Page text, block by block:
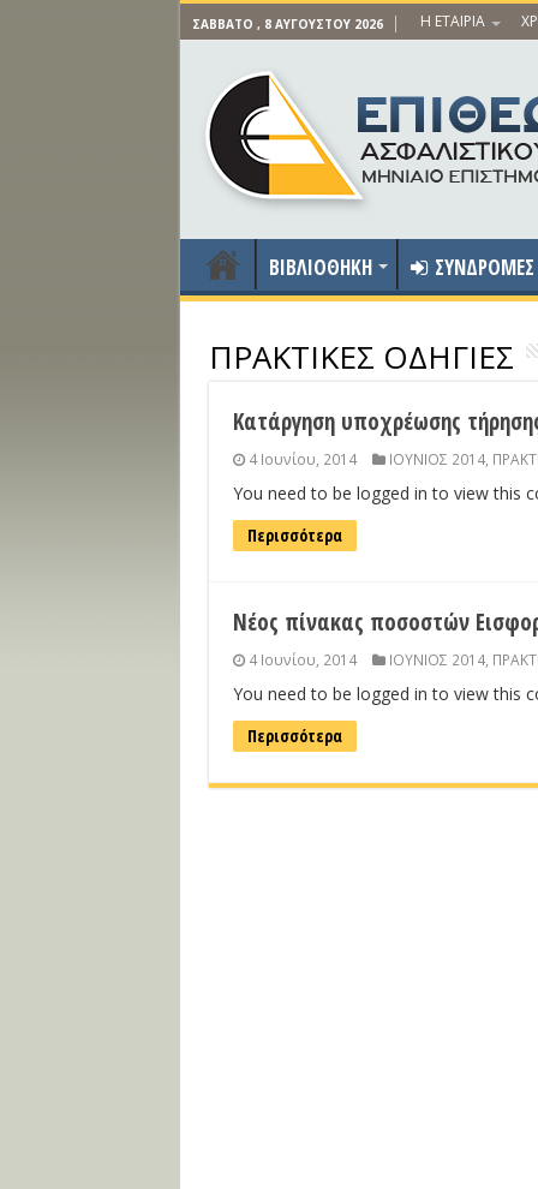
ΣΆΒΒΑΤΟ , 8 ΑΥΓΟΎΣΤΟΥ 2026 Η ΕΤΑΙΡΙΑ
ΒΙΒΛΙΟΘΗΚΗ ΣΥΝΔΡΟΜΕΣ
ΠΡΑΚΤΙΚΕΣ ΟΔΗΓΙΕΣ
Κατάργηση υποχρέωσης
4 Ιουνίου, 2014 ΙΟΥΝΙΟΣ 2014,
You need to be logged in to view this
Περισσότερα
Νέος πίνακας ποσοστών
4 Ιουνίου, 2014 ΙΟΥΝΙΟΣ 2014,
You need to be logged in to view this
Περισσότερα